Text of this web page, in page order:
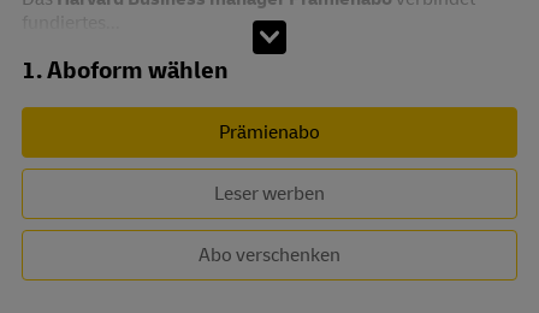
Abo zusammenstellen
1. Aboform wählen
Prämienabo
Leser werben
Abo verschenken